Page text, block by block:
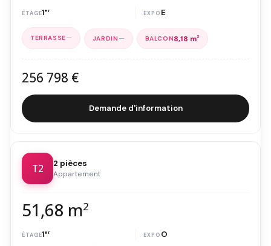
1er E
— — 8,18 m2
256 798 €
Demande d'information
T2 2 pièces
Appartement
51,68 m2
1er O